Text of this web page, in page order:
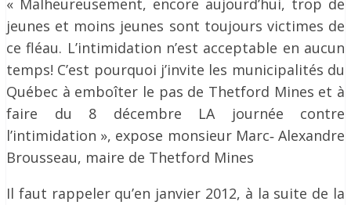
« Malheureusement, encore aujourd’hui, trop de
jeunes et moins jeunes sont toujours victimes de
ce fléau. L’intimidation n’est acceptable en aucun
temps! C’est pourquoi j’invite les municipalités du
Québec à emboîter le pas de Thetford Mines et à
faire du 8 décembre LA journée contre
l’intimidation », expose monsieur Marc‐ Alexandre
Brousseau, maire de Thetford Mines
Il faut rappeler qu’en janvier 2012, à la suite de la